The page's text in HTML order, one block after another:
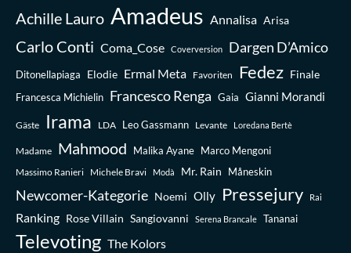
Achille Lauro Amadeus Annalisa Arisa
Carlo Conti Coma_Cose Coverversion Dargen D’Amico
Ditonellapiaga Elodie Ermal Meta Favoriten Fedez Finale
Francesca Michielin Francesco Renga Gaia Gianni Morandi
Gäste Irama LDA Leo Gassmann Levante Loredana Bertè
Madame Mahmood Malika Ayane Marco Mengoni
Massimo Ranieri Michele Bravi Modà Mr. Rain Måneskin
Newcomer-Kategorie Noemi Olly Pressejury Rai
Ranking Rose Villain Sangiovanni Serena Brancale Tananai
Televoting The Kolors